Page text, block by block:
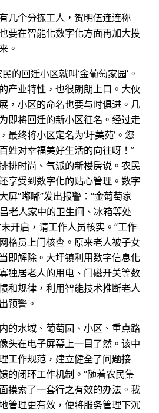
几个分拣工人，贺明伍连连称
要在智能化数字化方面再加大投
。
的回迁小区就叫‘金葡萄家园’。
产业特性，也很朗朗上口。大伙
，小区的命名也要与时俱进。几
即将回迁的新小区征名。经过走
最终将小区定名为‘圩美苑’。您
姓对幸福美好生活的向往呀！”
排时尚、气派的新楼房说。农民
享受到数字化的贴心管理。数字
屏“嘟嘟”发出报警：“金葡萄家
老人家中的卫生间、冰箱等处
开启，请工作人员核实。”工作
格员上门核查。原来老人被子女
即解除。大圩镇利用数字信息化
独居老人的用电、门磁开关等数
和规律，利用智能技术推断老人
预警。
的水域、葡萄园、小区、重点路
头在电子屏幕上一目了然。该中
工作规范，建立健全了问题接
的闭环工作机制。“随着农民集
摸索了一套行之有效的办法。我
管理更有效，便将服务管理下沉